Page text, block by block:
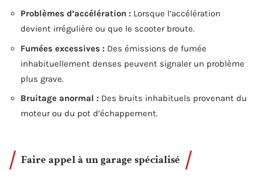
Problèmes d’accélération : Lorsque l’accélération
devient irrégulière ou que le scooter broute.
Fumées excessives : Des émissions de fumée
inhabituellement denses peuvent signaler un problème
plus grave.
Bruitage anormal : Des bruits inhabituels provenant du
moteur ou du pot d’échappement.
Faire appel à un garage spécialisé